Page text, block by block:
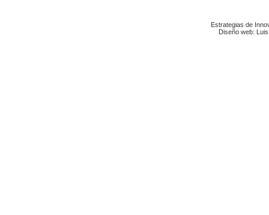
Estrategias de
Diseño web: